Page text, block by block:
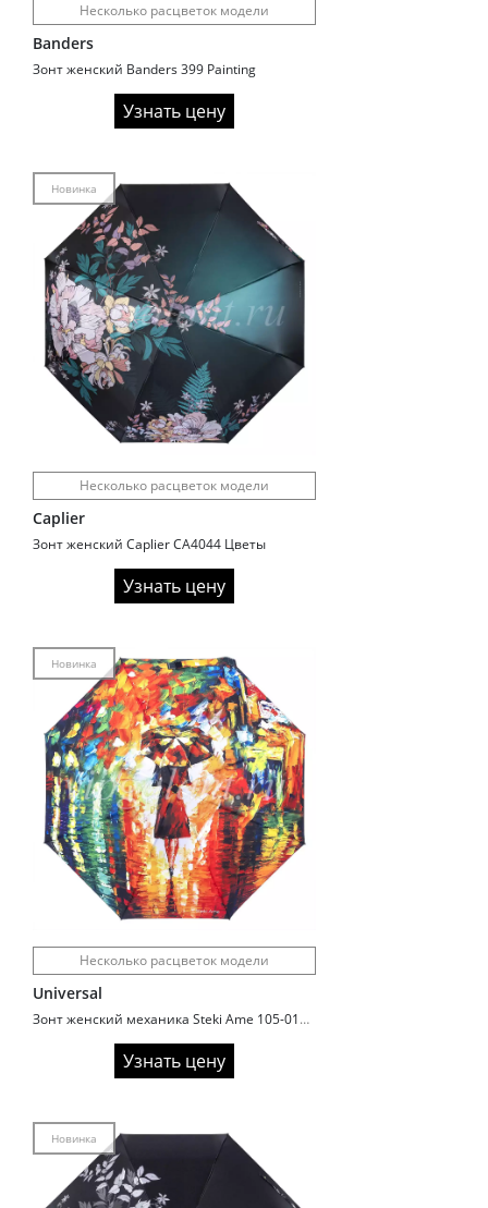
Несколько расцветок модели
Banders
Зонт женский Banders 399 Painting
Узнать цену
Новинка
Несколько расцветок модели
Caplier
Зонт женский Caplier CA4044 Цветы
Узнать цену
Новинка
Несколько расцветок модели
Universal
Зонт женский механика Steki Ame 105-01861 Живопись
Узнать цену
Новинка